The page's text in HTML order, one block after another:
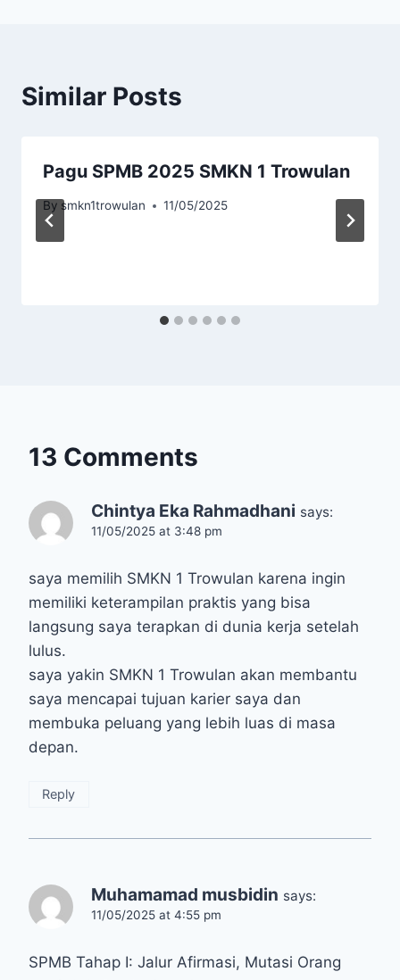
Similar Posts
Pagu SPMB 2025 SMKN 1 Trowulan
By smkn1trowulan 11/05/2025
13 Comments
Chintya Eka Rahmadhani says:
11/05/2025 at 3:48 pm
saya memilih SMKN 1 Trowulan karena ingin
memiliki keterampilan praktis yang bisa
langsung saya terapkan di dunia kerja setelah
lulus.
saya yakin SMKN 1 Trowulan akan membantu
saya mencapai tujuan karier saya dan
membuka peluang yang lebih luas di masa
depan.
Reply
Muhamamad musbidin says:
11/05/2025 at 4:55 pm
SPMB Tahap I: Jalur Afirmasi, Mutasi Orang